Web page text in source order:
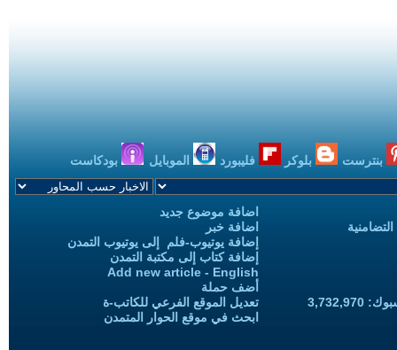
بنترست بلوكر فليبورد الموبايل بودكاست
اضافة موضوع جديد
اضافة خبر
إضافة يوتيوب-فلم إلى يوتيوب التمدن
إضافة كتاب إلى مكتبة التمدن
Add new article - English
أضف حملة
تعديل الموقع الفرعي للكاتب-ة
ابحث في موقع الحوار المتمدن